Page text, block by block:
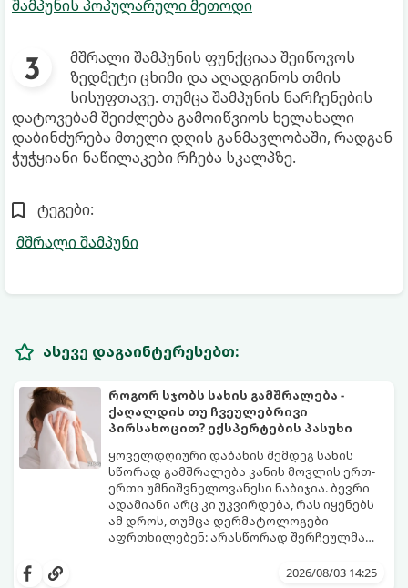
შამპუნის პოპულარული მეთოდი
მშრალი შამპუნის ფუნქციაა შეიწოვოს
ზედმეტი ცხიმი და აღადგინოს თმის
სისუფთავე. თუმცა შამპუნის ნარჩენების
დატოვებამ შეიძლება გამოიწვიოს ხელახალი
დაბინძურება მთელი დღის განმავლობაში, რადგან
ჭუჭყიანი ნაწილაკები რჩება სკალპზე.
ტეგები:
მშრალი შამპუნი
ასევე დაგაინტერესებთ:
როგორ სჯობს სახის გამშრალება -
ქაღალდის თუ ჩვეულებრივი
პირსახოცით? ექსპერტების პასუხი
ყოველდღიური დაბანის შემდეგ სახის
სწორად გამშრალება კანის მოვლის ერთ-
ერთი უმნიშვნელოვანესი ნაბიჯია. ბევრი
ადამიანი არც კი უკვირდება, რას იყენებს
ამ დროს, თუმცა დერმატოლოგები
აფრთხილებენ: არასწორად შერჩეულმა
გამონაყარი, კანის გაღიზიანება და
კანის ჯანმრთელობისთვის - ტრადიციული
2026/08/03 14:25